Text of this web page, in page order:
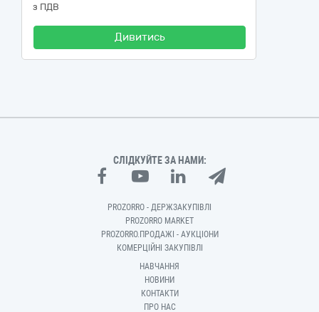
з ПДВ
Дивитись
СЛІДКУЙТЕ ЗА НАМИ:
PROZORRO - ДЕРЖЗАКУПІВЛІ
PROZORRO MARKET
PROZORRO.ПРОДАЖІ - АУКЦІОНИ
КОМЕРЦІЙНІ ЗАКУПІВЛІ
НАВЧАННЯ
НОВИНИ
КОНТАКТИ
ПРО НАС